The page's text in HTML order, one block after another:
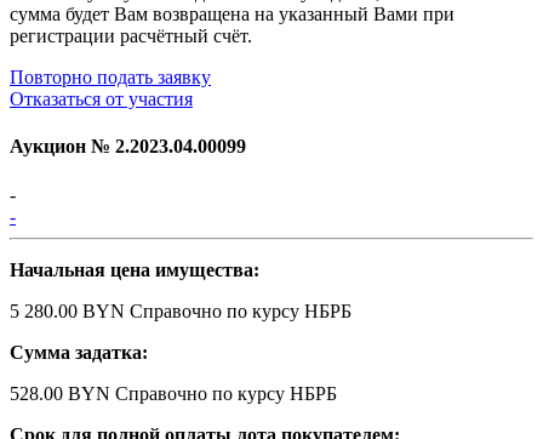
сумма будет Вам возвращена на указанный Вами при
регистрации расчётный счёт.
Повторно подать заявку
Отказаться от участия
Аукцион № 2.2023.04.00099
-
-
Начальная цена имущества:
5 280.00 BYN Справочно по курсу НБРБ
Сумма задатка:
528.00 BYN Справочно по курсу НБРБ
Срок для полной оплаты лота покупателем: